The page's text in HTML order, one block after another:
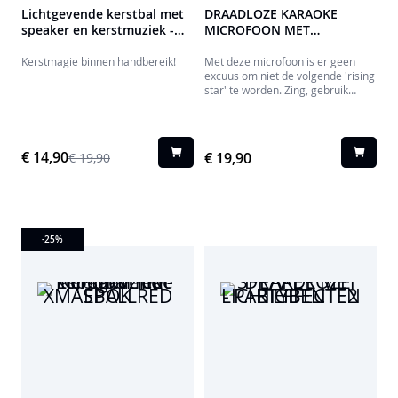
Lichtgevende kerstbal met
speaker en kerstmuziek -
Kerstmagie binnen handbereik!
€ 19,90
€ 14,90
DRAADLOZE KARAOKE
MICROFOON MET
PARTYBTMIC2PK
Met deze microfoon is er geen
excuus om niet de volgende 'rising
star' te worden. Zing, gebruik
€ 19,90
-25%